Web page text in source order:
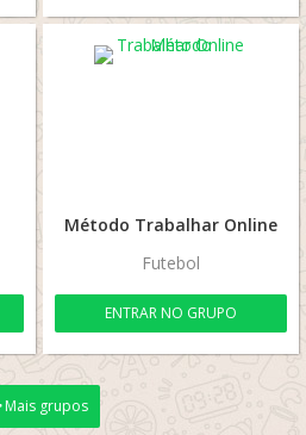
Método Trabalhar Online
Futebol
ENTRAR NO GRUPO
Mais grupos